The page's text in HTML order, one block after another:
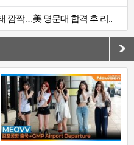
깜짝…美 명문대 합격 후 리..